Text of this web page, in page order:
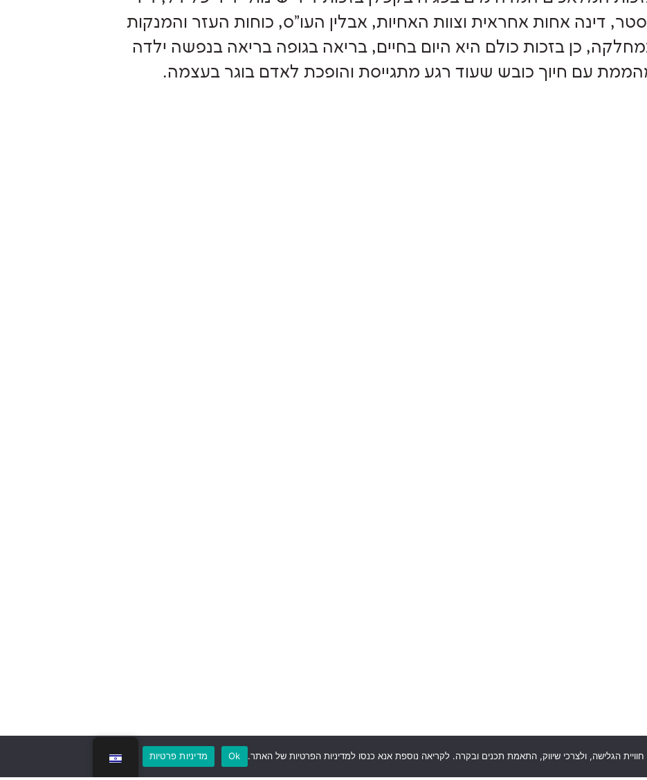
דינה אחות אחראית וצוות האחיות, אבלין העו"ס, כוחות העזר והמנקות
כן בזכות כולם היא היום בחיים, בריאה בגופה בריאה בנפשה ילדה
עם חיוך כובש שעוד רגע מתגייסת והופכת לאדם בוגר בעצמה.
הגלישה, ולצרכי שיווק, התאמת תכנים ובקרה. לקריאה נוספת אנא כנסו למדיניות הפרטיות של האתר. Ok מדיניות פרטיות